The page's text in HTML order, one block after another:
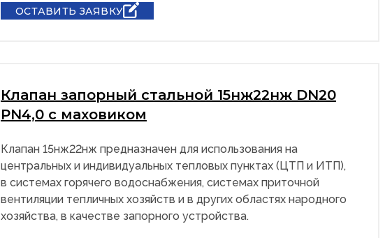
ОСТАВИТЬ ЗАЯВКУ
Клапан запорный стальной 15нж22нж DN20
PN4,0 с маховиком
Клапан 15нж22нж предназначен для использования на
центральных и индивидуальных тепловых пунктах (ЦТП и ИТП),
в системах горячего водоснабжения, системах приточной
вентиляции тепличных хозяйств и в других областях народного
хозяйства, в качестве запорного устройства.